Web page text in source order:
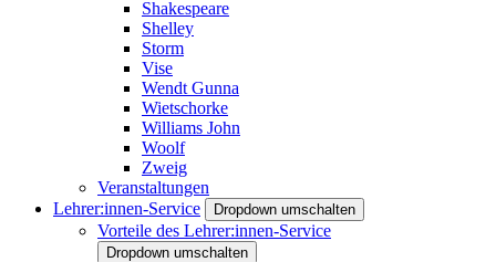
Shakespeare
Shelley
Storm
Vise
Wendt Gunna
Wietschorke
Williams John
Woolf
Zweig
Veranstaltungen
Lehrer:innen-Service
Dropdown umschalten
Vorteile des Lehrer:innen-Service
Dropdown umschalten